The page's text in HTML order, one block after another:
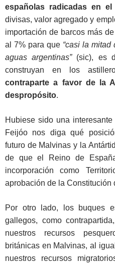
españolas radicadas en
divisas, valor agregado y
importación de barcos más
al 7% para que “casi la
aguas argentinas”(sic), es
construyan en los
contraparte a favor de la
despropósito.
Hubiese sido una
Feijóo nos diga qué
futuro de Malvinas y la
de que el Reino de
incorporación como
aprobación de la Constitución
Por otro lado, los buques
gallegos, como
nuestros recursos
británicas en Malvinas, al
nuestros recursos